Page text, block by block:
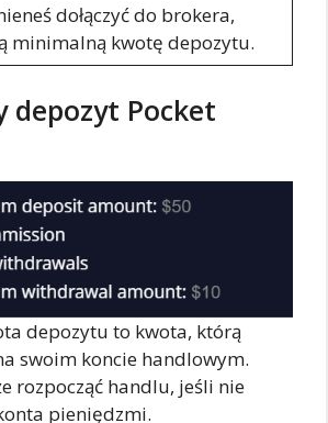
dołączyć do brokera,
minimalną kwotę depozytu.
depozyt Pocket
depozytu to kwota, którą
swoim koncie handlowym.
rozpocząć handlu, jeśli nie
pieniędzmi.